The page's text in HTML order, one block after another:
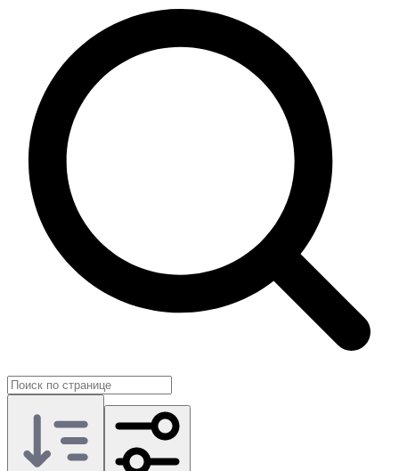
Эту категорию выбирают, когда нужен более гибкий способ
старта без лишней суеты. На GG.Store предложения
размещают сами игроки, поэтому здесь можно подобрать
удобный вариант под себя.